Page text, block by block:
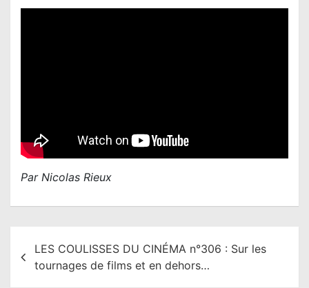
Par Nicolas Rieux
LES COULISSES DU CINÉMA n°306 : Sur les
tournages de films et en dehors…